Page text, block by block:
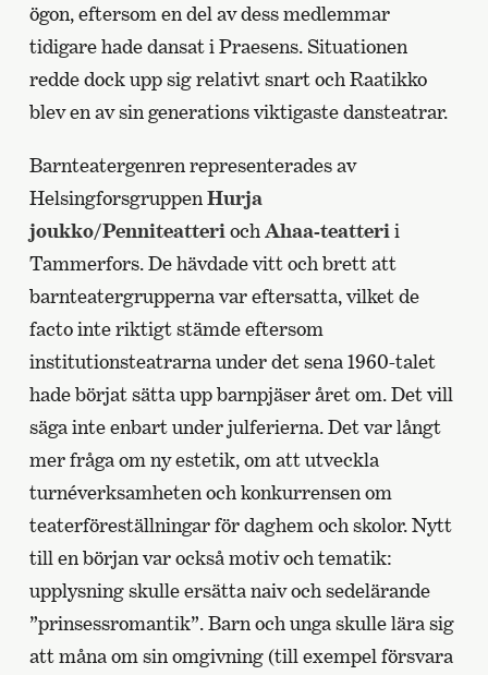
ögon, eftersom en del av dess medlemmar
tidigare hade dansat i Praesens. Situationen
redde dock upp sig relativt snart och Raatikko
blev en av sin generations viktigaste dansteatrar.
Barnteatergenren representerades av
Helsingforsgruppen Hurja
joukko/Penniteatteri och Ahaa-teatteri i
Tammerfors. De hävdade vitt och brett att
barnteatergrupperna var eftersatta, vilket de
facto inte riktigt stämde eftersom
institutionsteatrarna under det sena 1960-talet
hade börjat sätta upp barnpjäser året om. Det vill
säga inte enbart under julferierna. Det var långt
mer fråga om ny estetik, om att utveckla
turnéverksamheten och konkurrensen om
teaterföreställningar för daghem och skolor. Nytt
till en början var också motiv och tematik:
upplysning skulle ersätta naiv och sedelärande
”prinsessromantik”. Barn och unga skulle lära sig
att måna om sin omgivning (till exempel försvara